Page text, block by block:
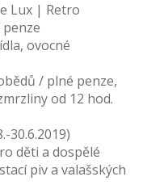
Lux | Retro
ovocné
/ plné penze,
od 12 hod.
30.6.2019)
děti a dospělé
piv a valašských